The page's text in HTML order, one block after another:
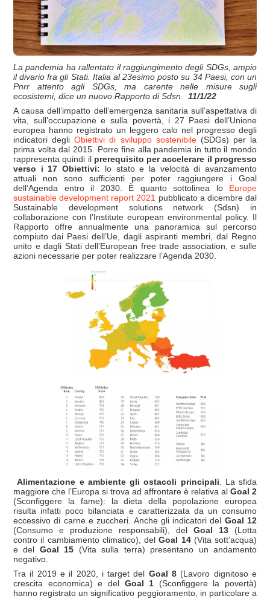
La pandemia ha rallentato il raggiungimento degli SDGs, ampio
il divario fra gli Stati. Italia al 23esimo posto su 34 Paesi, con un
Pnrr attento agli SDGs, ma carente nelle misure sugli
ecosistemi, dice un nuovo Rapporto di Sdsn. 11/1/22
A causa dell’impatto dell’emergenza sanitaria sull’aspettativa di
vita, sull’occupazione e sulla povertà, i 27 Paesi dell’Unione
europea hanno registrato un leggero calo nel progresso degli
indicatori degliObiettivi di sviluppo sostenibile(SDGs) per la
prima volta dal 2015. Porre fine alla pandemia in tutto il mondo
rappresenta quindi il prerequisito per accelerare il progresso
verso i 17 Obiettivi: lo stato e la velocità di avanzamento
attuali non sono sufficienti per poter raggiungere i Goal
dell’Agenda entro il 2030. È quanto sottolinea lo Europe
sustainable development report 2021 pubblicato a dicembre dal
Sustainable development solutions network (Sdsn) in
collaborazione con l’Institute european environmental policy. Il
Rapporto offre annualmente una panoramica sul percorso
compiuto dai Paesi dell’Ue, dagli aspiranti membri, dal Regno
unito e dagli Stati dell’European free trade association, e sulle
azioni necessarie per poter realizzare l’Agenda 2030.
Alimentazione e ambiente gli ostacoli principali . La sfida
maggiore che l’Europa si trova ad affrontare è relativa al Goal 2
(Sconfiggere la fame): la dieta della popolazione europea
risulta infatti poco bilanciata e caratterizzata da un consumo
eccessivo di carne e zuccheri. Anche gli indicatori del Goal 12
(Consumo e produzione responsabili), del Goal 13 (Lotta
contro il cambiamento climatico), delGoal 14(Vita sott’acqua)
e del Goal 15 (Vita sulla terra) presentano un andamento
negativo.
Tra il 2019 e il 2020, i target del Goal 8 (Lavoro dignitoso e
crescita economica) e del Goal 1 (Sconfiggere la povertà)
hanno registrato un significativo peggioramento, in particolare a